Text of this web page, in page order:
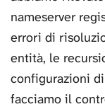
nameserver
errori di
entità, le
configurazioni
facciamo il